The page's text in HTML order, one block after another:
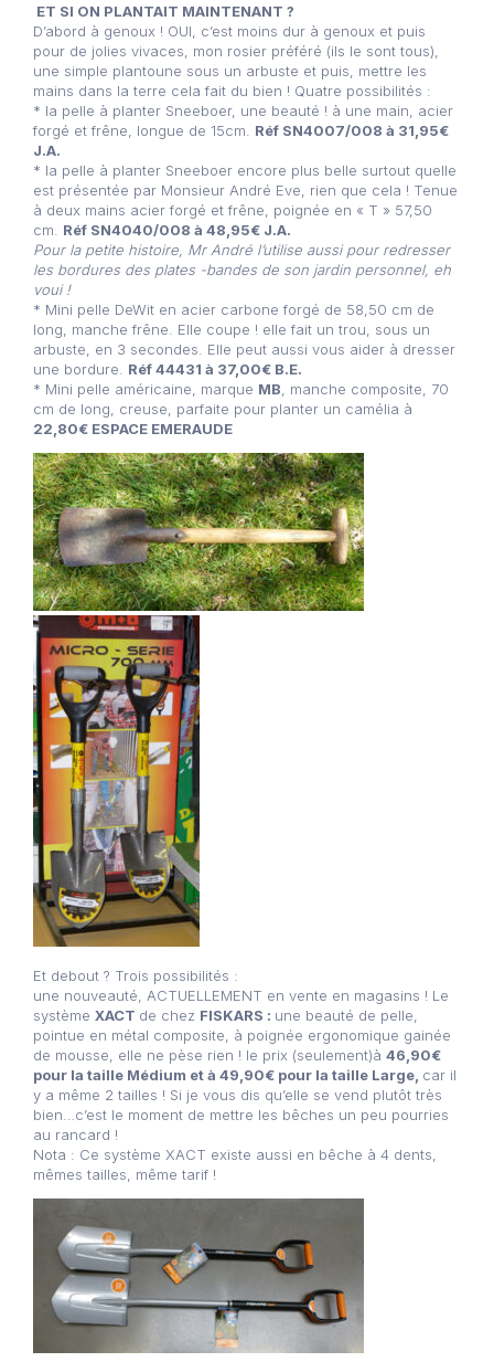
ET SI ON PLANTAIT MAINTENANT ?
D’abord à genoux ! OUI, c’est moins dur à genoux et puis
pour de jolies vivaces, mon rosier préféré (ils le sont tous),
une simple plantoune sous un arbuste et puis, mettre les
mains dans la terre cela fait du bien ! Quatre possibilités :
* la pelle à planter Sneeboer, une beauté ! à une main, acier
forgé et frêne, longue de 15cm. Réf SN4007/008 à 31,95€
J.A.
* la pelle à planter Sneeboer encore plus belle surtout quelle
est présentée par Monsieur André Eve, rien que cela ! Tenue
à deux mains acier forgé et frêne, poignée en « T » 57,50
cm. Réf SN4040/008 à 48,95€ J.A.
Pour la petite histoire, Mr André l’utilise aussi pour redresser
les bordures des plates -bandes de son jardin personnel, eh
voui !
* Mini pelle DeWit en acier carbone forgé de 58,50 cm de
long, manche frêne. Elle coupe ! elle fait un trou, sous un
arbuste, en 3 secondes. Elle peut aussi vous aider à dresser
une bordure. Réf 44431 à 37,00€ B.E.
* Mini pelle américaine, marque MB , manche composite, 70
cm de long, creuse, parfaite pour planter un camélia à
22,80€ ESPACE EMERAUDE
Et debout ? Trois possibilités :
une nouveauté, ACTUELLEMENT en vente en magasins ! Le
système XACT de chez FISKARS : une beauté de pelle,
pointue en métal composite, à poignée ergonomique gainée
de mousse, elle ne pèse rien ! le prix (seulement)à 46,90€
pour la taille Médium et à 49,90€ pour la taille Large, car il
y a même 2 tailles ! Si je vous dis qu’elle se vend plutôt très
bien…c’est le moment de mettre les bêches un peu pourries
au rancard !
Nota : Ce système XACT existe aussi en bêche à 4 dents,
mêmes tailles, même tarif !